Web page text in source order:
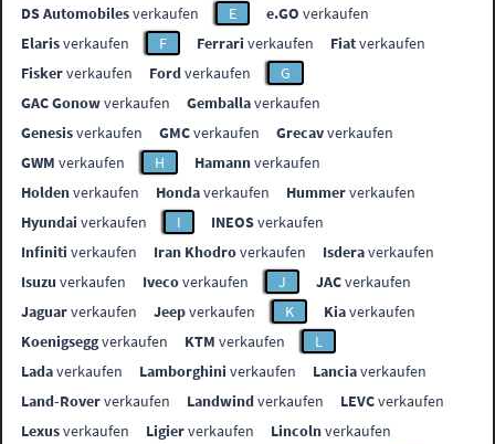
DS Automobilesverkaufen E e.GO verkaufen
Elarisverkaufen F Ferrari verkaufen Fiatverkaufen
Fiskerverkaufen Fordverkaufen
G
GAC Gonowverkaufen Gemballaverkaufen
Genesisverkaufen GMCverkaufen Grecavverkaufen
GWM verkaufen H Hamannverkaufen
Holdenverkaufen Hondaverkaufen Hummerverkaufen
Hyundai verkaufen I INEOSverkaufen
Infiniti verkaufen Iran Khodroverkaufen Isderaverkaufen
Isuzu verkaufen Ivecoverkaufen J JACverkaufen
Jaguarverkaufen Jeepverkaufen K Kiaverkaufen
Koenigseggverkaufen KTM verkaufen
L
Ladaverkaufen Lamborghini verkaufen Lanciaverkaufen
Land-Roververkaufen Landwindverkaufen LEVCverkaufen
Lexusverkaufen Ligierverkaufen Lincolnverkaufen